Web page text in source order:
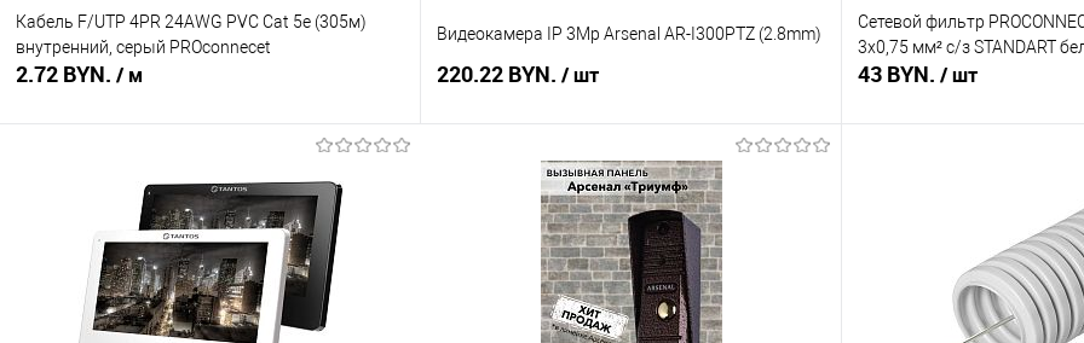
Кабель F/UTP 4PR 24AWG PVC Cat 5е (305м)
внутренний, серый PROconnecеt
2.72 BYN. / м
Купить в 1 клик
Сравнение
В избранное
В наличии
Видеокамера IP 3Mp Arsenal AR-I300PTZ (2.8mm)
220.22 BYN. / шт
В корзину
Купить в 1 клик
Сравнение
В наличии
Сетевой фильтр
3х0,75 мм² с/з STANDART
43 BYN. / шт